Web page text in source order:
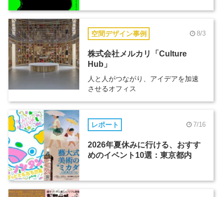
空間デザイン事例 8/3
株式会社メルカリ「Culture
Hub」
人と人がつながり、アイデアを加速
させるオフィス
レポート 7/16
2026年夏休みに行ける、おすす
めのイベント10選：東京都内